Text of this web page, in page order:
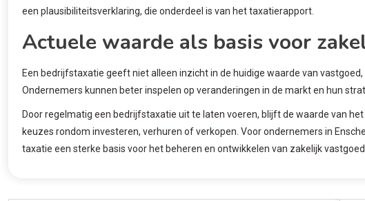
een plausibiliteitsverklaring, die onderdeel is van het taxatierapport.
Actuele waarde als basis voor
Een bedrijfstaxatie geeft niet alleen inzicht in de huidige waarde van
Ondernemers kunnen beter inspelen op veranderingen in de markt en hun
Door regelmatig een bedrijfstaxatie uit te laten voeren, blijft de waarde van
keuzes rondom investeren, verhuren of verkopen. Voor ondernemers in
taxatie een sterke basis voor het beheren en ontwikkelen van zakelijk vastgoed.